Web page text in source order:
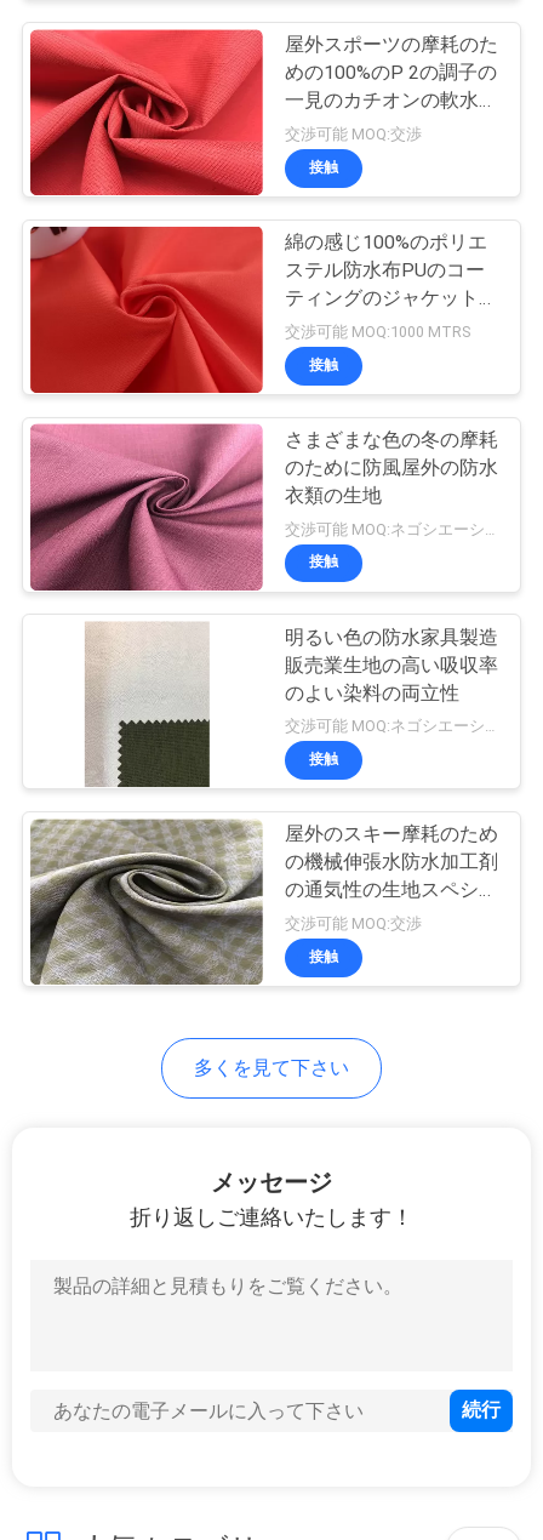
理
私
達
に
連
な
さ
い
ニ
ュ
場
合
COMPANY
NEWS
屋外スポーツの摩耗のた
めの100%のP 2の調子の
一見のカチオンの軟水の
反発する生地
交渉可能 MOQ:交渉
接触
綿の感じ100%のポリエ
ステル防水布PUのコー
ティングのジャケットの
ウインドブレイカーの生
地
交渉可能 MOQ:1000 MTRS
接触
さまざまな色の冬の摩耗
のために防風屋外の防水
衣類の生地
接触
明るい色の防水家具製造
販売業生地の高い吸収率
のよい染料の両立性
交渉可能 MOQ:ネゴシエーション
接触
屋外のスキー摩耗のため
の機械伸張水防水加工剤
の通気性の生地スペシャ
ル
交渉可能 MOQ:交渉
接触
多くを見て下さい
メッセージ
折り返しご連絡いたします！